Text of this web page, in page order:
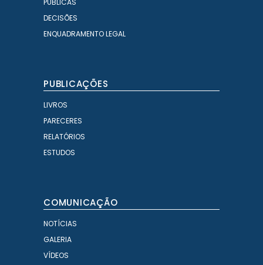
PÚBLICAS
DECISÕES
ENQUADRAMENTO LEGAL
PUBLICAÇÕES
LIVROS
PARECERES
RELATÓRIOS
ESTUDOS
COMUNICAÇÃO
NOTÍCIAS
GALERIA
VÍDEOS